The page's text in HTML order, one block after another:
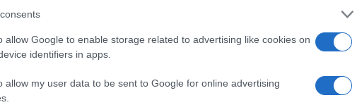
allow Google to enable storage related to advertising like cookies on
identifiers in apps.
allow my user data to be sent to Google for online advertising
dichiarato che il tema di quest’anno,
la ricerca di bellezza e armonia. La sezione
dove i brand di spicco come 3LAB,
le loro ultime creazioni. E non